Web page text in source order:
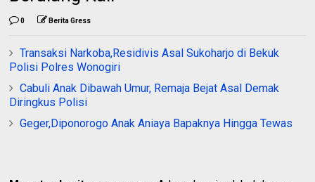
0 Berita Gress
Transaksi Narkoba,Residivis Asal Sukoharjo di Bekuk
Polisi Polres Wonogiri
Cabuli Anak Dibawah Umur, Remaja Bejat Asal Demak
Diringkus Polisi
Geger,Diponorogo Anak Aniaya Bapaknya Hingga Tewas